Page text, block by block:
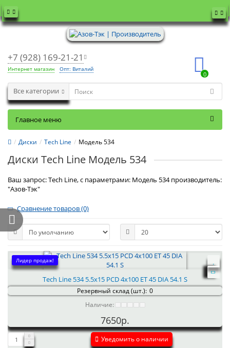
+7 (928) 169-21-21
Интернет магазин Опт: Виталий
0
Все категории
Главное меню
Диски Tech Line Модель 534
Диски Tech Line Модель 534
Ваш запрос: Tech Line, с параметрами: Модель 534 производитель:
"Азов-Тэк"
Сравнение товаров (0)
Лидер продаж!
Tech Line 534 5.5x15 PCD 4x100 ET 45 DIA 54.1 S
Резервный склад (шт.): 0
Наличие:
7650р.
Уведомить о наличии